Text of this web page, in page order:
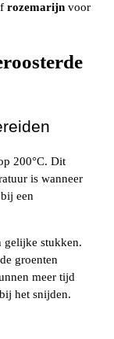
rozemarijn voor
200°C. Dit
is wanneer
een
gelijke stukken.
groenten
meer tijd
het snijden.